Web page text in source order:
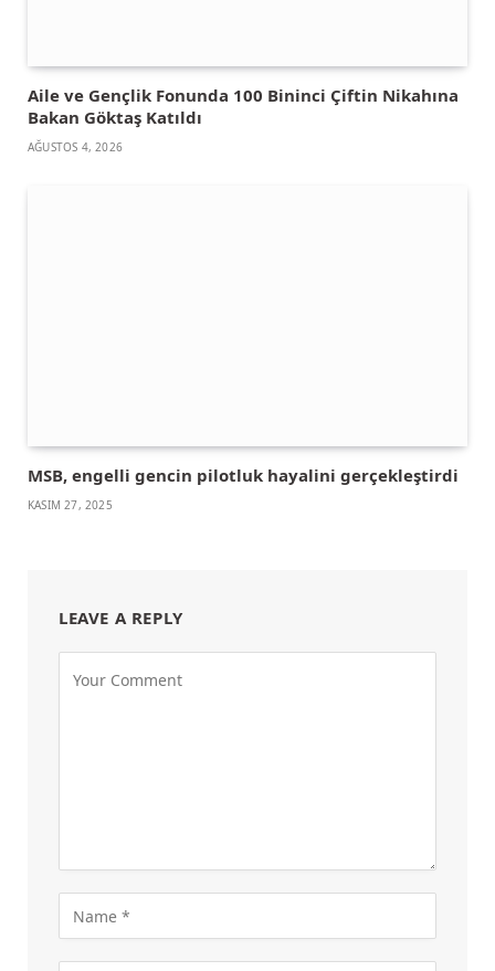
Aile ve Gençlik Fonunda 100 Bininci Çiftin Nikahına
Bakan Göktaş Katıldı
AĞUSTOS 4, 2026
MSB, engelli gencin pilotluk hayalini gerçekleştirdi
KASIM 27, 2025
LEAVE A REPLY